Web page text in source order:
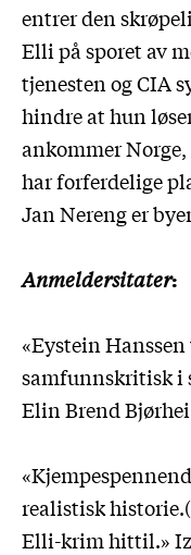
entrer den
Elli på sporet av
tjenesten og CIA
hindre at hun
ankommer
har forferdelige
Jan Nereng er
Anmeldersitater:
«Eystein
samfunnskritisk i
Elin Brend Bjørhei
realistisk
Elli-krim hittil.»